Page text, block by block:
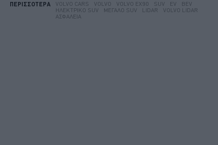
ΠΕΡΙΣΣΟΤΕΡΑ VOLVO CARS VOLVO VOLVO EX90 SUV EV
BEV
ΗΛΕΚΤΡΙΚΌ SUV
ΜΕΓΆΛΟ SUV LIDAR
VOLVO LIDAR
ΑΣΦΆΛΕΙΑ